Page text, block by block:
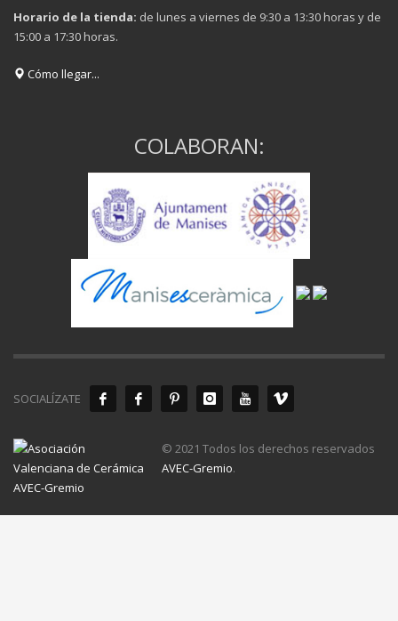
Horario de la tienda: de lunes a viernes de 9:30 a 13:30 horas y de
15:00 a 17:30 horas.
Cómo llegar...
COLABORAN:
SOCIALÍZATE
© 2021 Todos los derechos reservados
AVEC-Gremio.